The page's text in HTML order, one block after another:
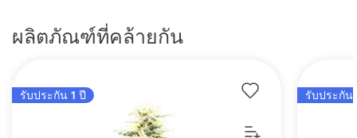
ผลิตภัณฑ์ที่คล้ายกัน
รับประกัน 1 ปี รับประกัน